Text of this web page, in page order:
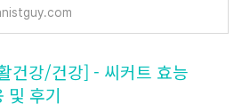
건강/건강] - 씨커트 효능
및 후기